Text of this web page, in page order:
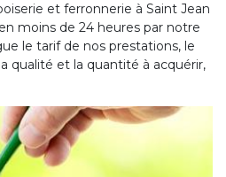
et ferronnerie à Saint Jean
moins de 24 heures par notre
le tarif de nos prestations, le
qualité et la quantité à acquérir,